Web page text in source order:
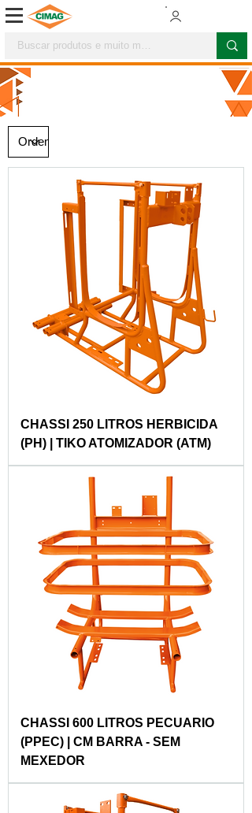
CHASSI 250 LITROS HERBICIDA
(PH) | TIKO ATOMIZADOR (ATM)
CHASSI 600 LITROS PECUARIO
(PPEC) | CM BARRA - SEM
MEXEDOR